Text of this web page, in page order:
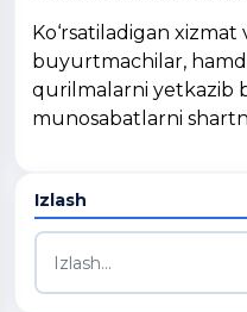
Ko‘rsatiladigan xizmat
buyurtmachilar,
qurilmalarni yetkazib
munosabatlarni
Izlash